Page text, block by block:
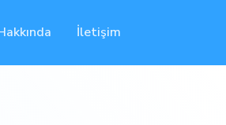
İletişim